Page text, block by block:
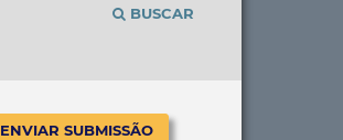
BUSCAR
ENVIAR SUBMISSÃO